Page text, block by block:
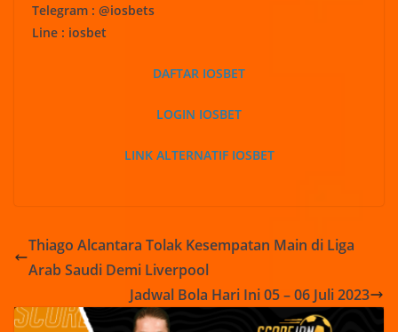
Telegram : @iosbets
Line : iosbet
DAFTAR IOSBET
LOGIN IOSBET
LINK ALTERNATIF IOSBET
Thiago Alcantara Tolak Kesempatan Main di Liga
Arab Saudi Demi Liverpool
Jadwal Bola Hari Ini 05 – 06 Juli 2023